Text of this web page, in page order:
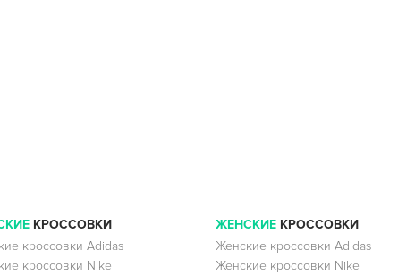
КРОССОВКИ
кроссовки Adidas
кроссовки Nike
ЖЕНСКИЕКРОССОВКИ
Женские кроссовки Adidas
Женские кроссовки Nike